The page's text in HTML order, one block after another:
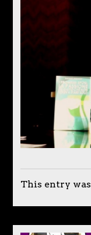
This entry